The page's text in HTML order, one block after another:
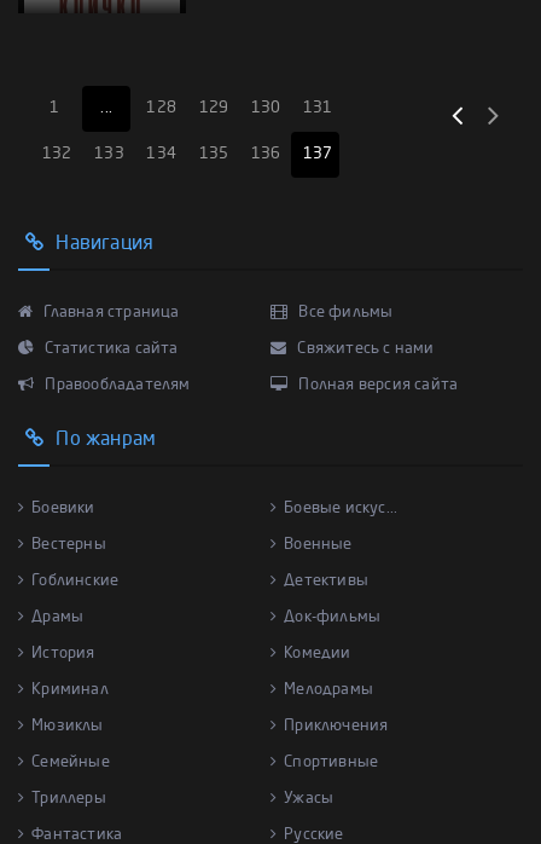
1 ... 128 129 130 131
132 133 134 135 136 137
Навигация
Главная страница Все фильмы
Статистика сайта Свяжитесь с нами
Правообладателям Полная версия сайта
По жанрам
Боевики Боевые искус...
Вестерны Военные
Гоблинские Детективы
Драмы Док-фильмы
История Комедии
Криминал Мелодрамы
Мюзиклы Приключения
Семейные Спортивные
Триллеры Ужасы
Фантастика Русские